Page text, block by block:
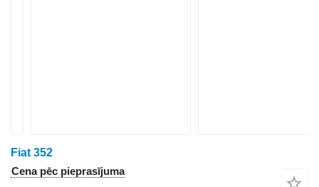
Fiat 352
Cena pēc pieprasījuma